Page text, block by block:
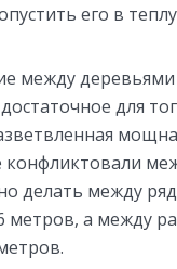
его в
между
для
конфликтовали
делать между
метров, а между